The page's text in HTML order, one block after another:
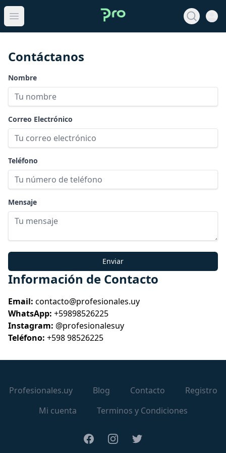
Open main menu
View
Contáctanos
Nombre
Correo Electrónico
Teléfono
Mensaje
Enviar
Información de Contacto
Email: contacto@profesionales.uy
WhatsApp: +59898526225
Instagram: @profesionalesuy
Teléfono: +598 98526225
Profesionales.uy Blog Contacto
Registro
Mi cuenta
Terminos y Condiciones
FacebookInstagramTwitter